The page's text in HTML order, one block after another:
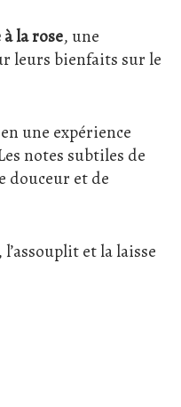
la rose, une
leurs bienfaits sur le
une expérience
notes subtiles de
douceur et de
et la laisse